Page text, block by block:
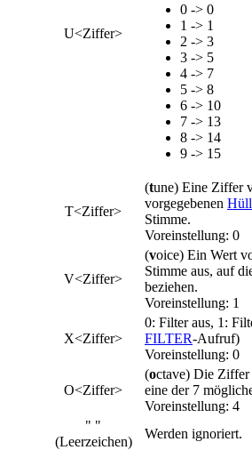
U<Ziffer>
0 -> 0
1 -> 1
2 -> 3
3 -> 5
4 -> 7
5 -> 8
6 -> 10
7 -> 13
8 -> 14
9 -> 15
T<Ziffer>
(tune) Eine Ziffer
vorgegebenen
Stimme.
Voreinstellung: 0
V<Ziffer>
(voice) Ein Wert
Stimme aus, auf
beziehen.
Voreinstellung: 1
X<Ziffer>
0: Filter aus, 1:
FILTER-Aufruf)
Voreinstellung: 0
O<Ziffer>
(octave) Die
eine der 7
Voreinstellung: 4
" "
(Leerzeichen)
Werden ignoriert.